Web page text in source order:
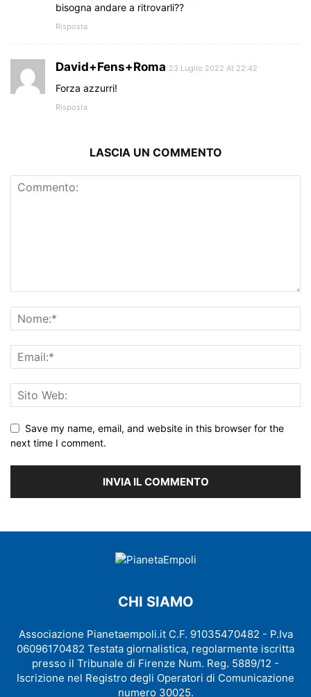
bisogna andare a ritrovarli??
Risposta
David+Fens+Roma 23 Luglio 2022 At 22:42
Forza azzurri!
Risposta
LASCIA UN COMMENTO
Save my name, email, and website in this browser for the
next time I comment.
CHI SIAMO
Associazione Pianetaempoli.it C.F. 91035470482 - P.Iva
06096170482 Testata giornalistica, regolarmente iscritta
presso il Tribunale di Firenze Num. Reg. 5889/12 -
Iscrizione nel Registro degli Operatori di Comunicazione
numero 30025.